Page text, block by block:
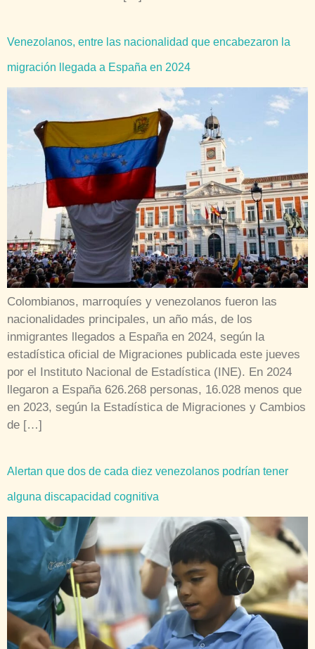
Venezolanos, entre las nacionalidad que encabezaron la
migración llegada a España en 2024
Colombianos, marroquíes y venezolanos fueron las
nacionalidades principales, un año más, de los
inmigrantes llegados a España en 2024, según la
estadística oficial de Migraciones publicada este jueves
por el Instituto Nacional de Estadística (INE). En 2024
llegaron a España 626.268 personas, 16.028 menos que
en 2023, según la Estadística de Migraciones y Cambios
de […]
Alertan que dos de cada diez venezolanos podrían tener
alguna discapacidad cognitiva